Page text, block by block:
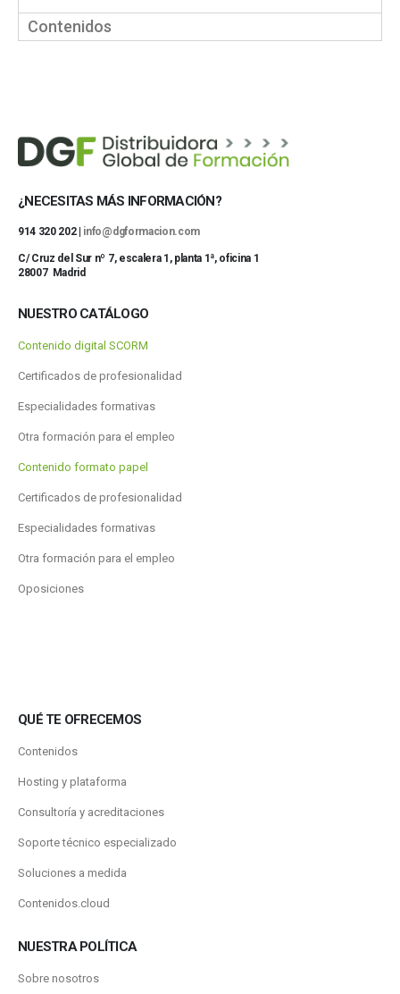
Contenidos
¿NECESITAS MÁS INFORMACIÓN?
914 320 202 | info@dgformacion.com
C/ Cruz del Sur nº 7, escalera 1, planta 1ª, oficina 1
28007 Madrid
NUESTRO CATÁLOGO
Contenido digital SCORM
Certificados de profesionalidad
Especialidades formativas
Otra formación para el empleo
Contenido formato papel
Certificados de profesionalidad
Especialidades formativas
Otra formación para el empleo
Oposiciones
QUÉ TE OFRECEMOS
Contenidos
Hosting y plataforma
Consultoría y acreditaciones
Soporte técnico especializado
Soluciones a medida
Contenidos.cloud
NUESTRA POLÍTICA
Sobre nosotros